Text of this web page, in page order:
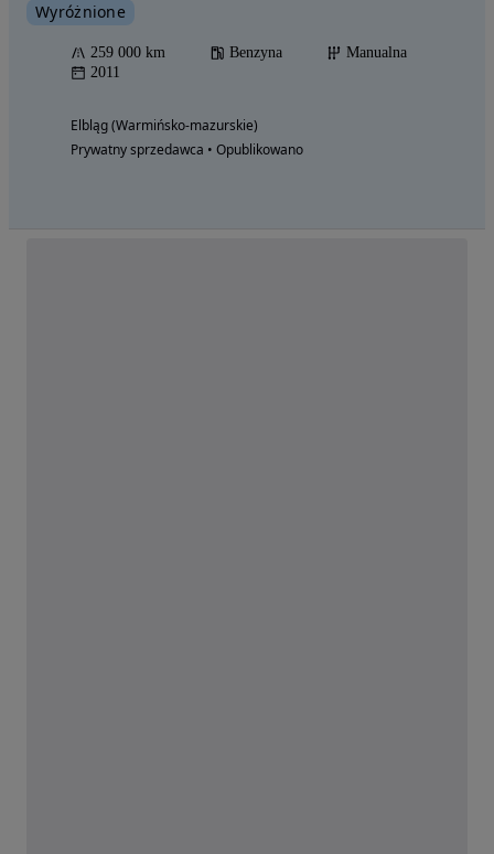
Wyróżnione
259 000 km Benzyna
Manualna
2011
Elbląg (Warmińsko-mazurskie)
Prywatny sprzedawca • Opublikowano